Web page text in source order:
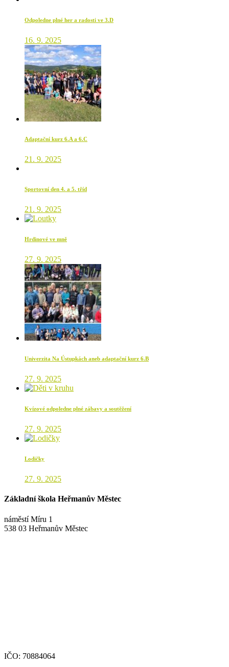
Odpoledne plné her a radosti ve 3.D
16. 9. 2025
Adaptační kurz 6.A a 6.C
21. 9. 2025
Sportovní den 4. a 5. tříd
21. 9. 2025
Hrdinové ve mně
27. 9. 2025
Univerzita Na Ústupkách aneb adaptační kurz 6.B
27. 9. 2025
Kvízové odpoledne plné zábavy a soutěžení
27. 9. 2025
Lodičky
27. 9. 2025
Základní škola Heřmanův Městec
náměstí Míru 1
538 03 Heřmanův Městec
IČO: 70884064